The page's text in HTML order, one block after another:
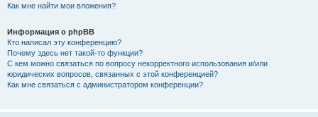
Как мне найти мои вложения?
Информация о phpBB
Кто написал эту конференцию?
Почему здесь нет такой-то функции?
С кем можно связаться по вопросу некорректного использования и/или
юридических вопросов, связанных с этой конференцией?
Как мне связаться с администратором конференции?